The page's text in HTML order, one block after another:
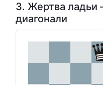
3. Жертва ладьи
диагонали